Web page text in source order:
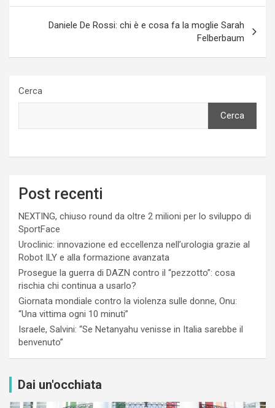
Daniele De Rossi: chi è e cosa fa la moglie Sarah
Felberbaum
Cerca
Cerca
Post recenti
NEXTING, chiuso round da oltre 2 milioni per lo sviluppo di
SportFace
Uroclinic: innovazione ed eccellenza nell’urologia grazie al
Robot ILY e alla formazione avanzata
Prosegue la guerra di DAZN contro il “pezzotto”: cosa
rischia chi continua a usarlo?
Giornata mondiale contro la violenza sulle donne, Onu:
“Una vittima ogni 10 minuti”
Israele, Salvini: “Se Netanyahu venisse in Italia sarebbe il
benvenuto”
Dai un'occhiata